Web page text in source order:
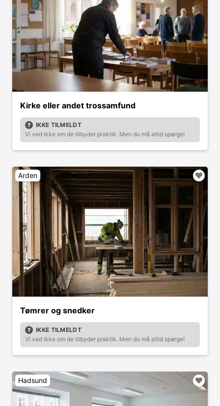
Kirke eller andet trossamfund
IKKE TILMELDT
Vi ved ikke om de tilbyder praktik. Men du må altid spørge!
Arden
Tømrer og snedker
IKKE TILMELDT
Vi ved ikke om de tilbyder praktik. Men du må altid spørge!
Hadsund